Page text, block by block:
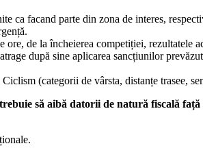
ca facand parte din zona de interes,
de la încheierea competiției, rezultatele
după sine aplicarea sancțiunilor
(categorii de vârsta, distanțe trasee,
să aibă datorii de natură fiscală față